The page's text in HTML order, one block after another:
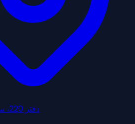
دفتر 220، ساختمان ایریدیوم، دبی